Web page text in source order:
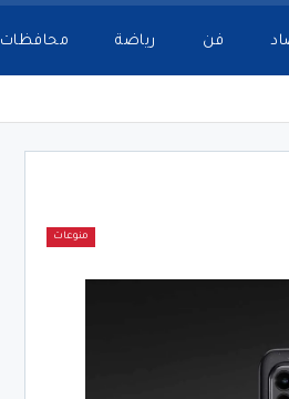
فن رياضة محافظات
منوعات